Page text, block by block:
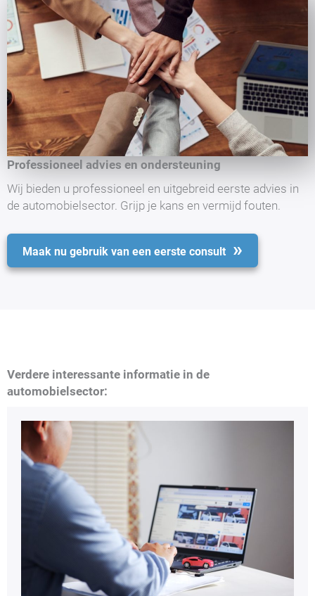
Professioneel advies en ondersteuning
Wij bieden u professioneel en uitgebreid eerste advies in
de automobielsector. Grijp je kans en vermijd fouten.
Maak nu gebruik van een eerste consult
Verdere interessante informatie in de
automobielsector: